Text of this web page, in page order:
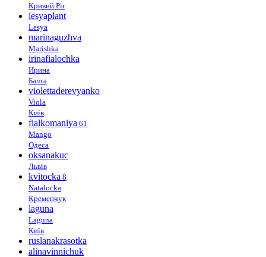
Кривий Ріг
lesyaplant
Lesya
marinaguzhva
Marishka
irinafialochka
Ирина
Балта
violettaderevyanko
Viola
Київ
fialkomaniya 61
Mango
Одеса
oksanakuc
Львів
kvitocka 8
Natalocka
Кременчук
laguna
Laguna
Київ
ruslanakrasotka
alinavinnichuk